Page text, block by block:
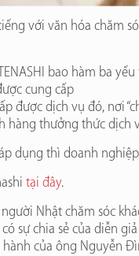
với văn hóa chăm
bao hàm ba
cung cấp
được dịch vụ đó, nơi
hàng thưởng thức dịch
dụng thì doanh
tại đây.
Nhật chăm sóc
sự chia sẻ của diễn
của ông Nguyễn